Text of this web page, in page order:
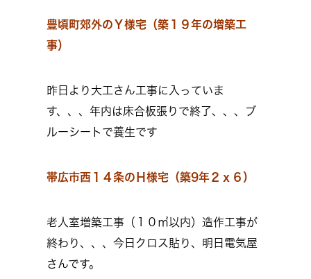
豊頃町郊外のＹ様宅（築１９年の増築工
事）
昨日より大工さん工事に入っていま
す、、、年内は床合板張りで終了、、、ブ
ルーシートで養生です
帯広市西１４条のＨ様宅（築9年２ｘ６）
老人室増築工事（１０㎡以内）造作工事が
終わり、、、今日クロス貼り、明日電気屋
さんです。